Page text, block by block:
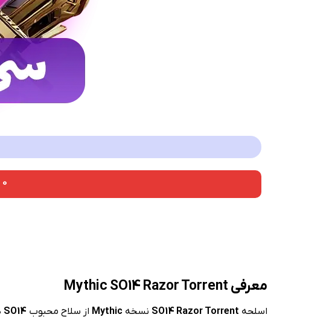
0
معرفی
اسلحه SO14 Razor Torrent نسخه Mythic از سلاح محبوبSO14